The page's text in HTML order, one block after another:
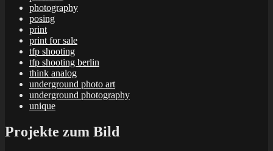
photography
posing
print
print for sale
tfp shooting
tfp shooting berlin
think analog
underground photo art
underground photography
unique
Projekte zum Bild